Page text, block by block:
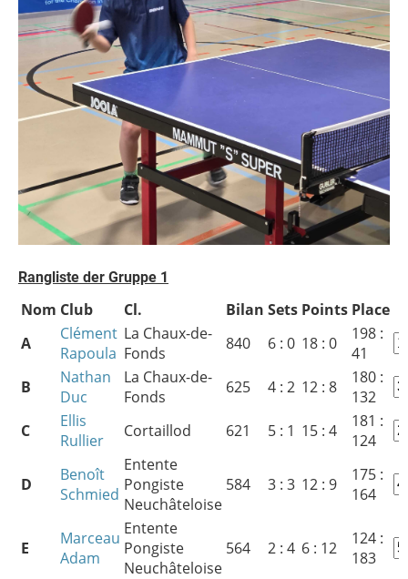
Rangliste der Gruppe 1
Nom Club Cl. Bilan Sets Points Place
A
Clément
Rapoula
La Chaux-de-
Fonds
840 6 : 0 18 : 0
198 :
41
B
Nathan
Duc
La Chaux-de-
Fonds
625 4 : 2 12 : 8
180 :
132
C
Ellis
Rullier
Cortaillod 621 5 : 1 15 : 4
181 :
124
D
Benoît
Schmied
Entente
Pongiste
Neuchâteloise
584 3 : 3 12 : 9
175 :
164
E
Marceau
Adam
Entente
Pongiste
Neuchâteloise
564 2 : 4 6 : 12
124 :
183